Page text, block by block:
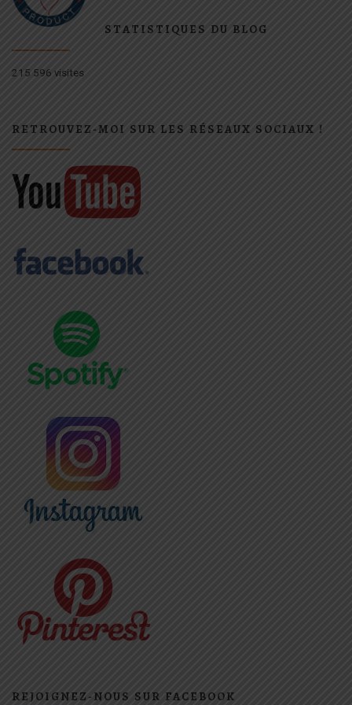
STATISTIQUES DU BLOG
215 596 visites
RETROUVEZ-MOI SUR LES RÉSEAUX SOCIAUX !
REJOIGNEZ-NOUS SUR FACEBOOK